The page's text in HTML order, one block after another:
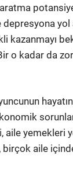
kazanmayı
o kadar da
aile yemekleri
aile